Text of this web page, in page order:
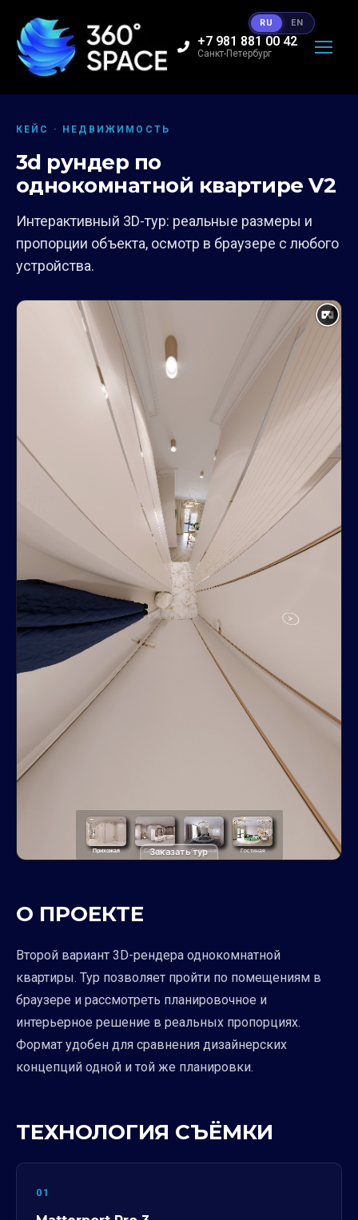
+7 981 881 00 42
Санкт-Петербург
КЕЙС · НЕДВИЖИМОСТЬ
3d рундер по
однокомнатной квартире V2
Интерактивный 3D-тур: реальные размеры и
пропорции объекта, осмотр в браузере с любого
устройства.
Заказать тур
О ПРОЕКТЕ
Второй вариант 3D-рендера однокомнатной
квартиры. Тур позволяет пройти по помещениям в
браузере и рассмотреть планировочное и
интерьерное решение в реальных пропорциях.
Формат удобен для сравнения дизайнерских
концепций одной и той же планировки.
ТЕХНОЛОГИЯ СЪЁМКИ
01
RU EN